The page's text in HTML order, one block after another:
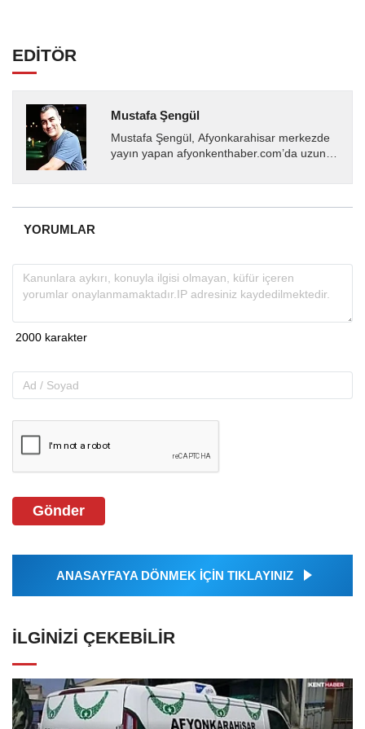
EDİTÖR
Mustafa Şengül
Mustafa Şengül, Afyonkarahisar merkezde
yayın yapan afyonkenthaber.com’da uzun
almakta, haber akışı...
YORUMLAR
Gönder
ANASAYFAYA DÖNMEK İÇİN TIKLAYINIZ
İLGINIZI ÇEKEBILIR